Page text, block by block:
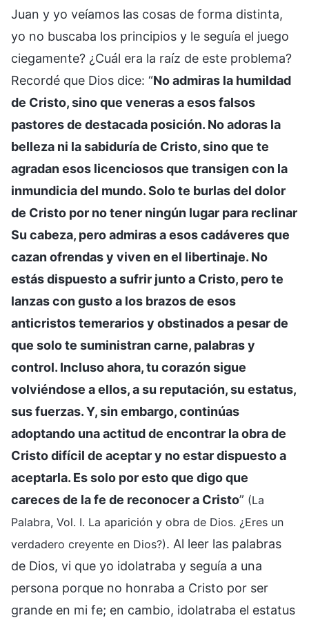
Juan y yo veíamos las cosas de forma distinta,
yo no buscaba los principios y le seguía el juego
ciegamente? ¿Cuál era la raíz de este problema?
Recordé que Dios dice: “No admiras la humildad
de Cristo, sino que veneras a esos falsos
pastores de destacada posición. No adoras la
belleza ni la sabiduría de Cristo, sino que te
agradan esos licenciosos que transigen con la
inmundicia del mundo. Solo te burlas del dolor
de Cristo por no tener ningún lugar para reclinar
Su cabeza, pero admiras a esos cadáveres que
cazan ofrendas y viven en el libertinaje. No
estás dispuesto a sufrir junto a Cristo, pero te
lanzas con gusto a los brazos de esos
anticristos temerarios y obstinados a pesar de
que solo te suministran carne, palabras y
control. Incluso ahora, tu corazón sigue
volviéndose a ellos, a su reputación, su estatus,
sus fuerzas. Y, sin embargo, continúas
adoptando una actitud de encontrar la obra de
Cristo difícil de aceptar y no estar dispuesto a
aceptarla. Es solo por esto que digo que
careces de la fe de reconocer a Cristo” (La
Palabra, Vol. I. La aparición y obra de Dios. ¿Eres un
verdadero creyente en Dios?). Al leer las palabras
de Dios, vi que yo idolatraba y seguía a una
persona porque no honraba a Cristo por ser
grande en mi fe; en cambio, idolatraba el estatus